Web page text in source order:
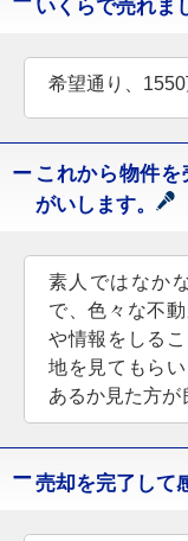
いくらで売れま
希望通り、1550
これから物件
がいします。
素人ではなか
で、色々な不
や情報をしる
地を見てもら
あるか見た方が
売却を完了して